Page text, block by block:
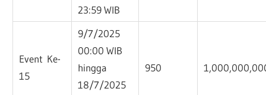
23:59 WIB
Event Ke-
15
9/7/2025
00:00 WIB
hingga
18/7/2025
950